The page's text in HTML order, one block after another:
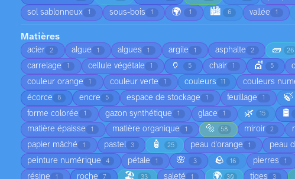
sol sablonneux 1 sous-bois 1 🌍 1 🏙️ 6 vallée 1
Matières
acier 2 algue 1 algues 1 argile 1 asphalte 2 🧱 26
carrelage 1 cellule végétale 1 🏺 5 chair 1 💇 5
couleur orange 1 couleur verte 1 couleurs 11 couleurs
écorce 8 encre 5 espace de stockage 1 feuillage 1 🍃
forme colorée 1 gazon synthétique 1 glace 1 🌿 15 🛢️
matière épaisse 1 matière organique 1 🔩 58 miroir 2
papier mâché 1 pastel 3 🧴 25 peau d'orange 1 peau
peinture numérique 4 pétale 1 🌸 3 🪨 16 pierres 1
résine 1 roche 7 🏖️ 33 saleté 1 🌍 30 tiges 3